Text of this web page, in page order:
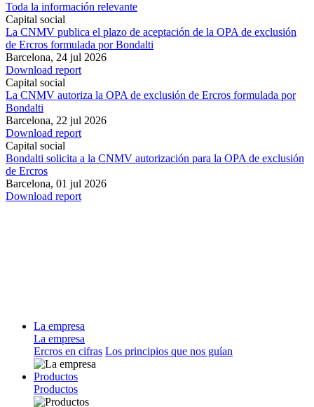
Toda la información relevante
Capital social
La CNMV publica el plazo de aceptación de la OPA de exclusión
de Ercros formulada por Bondalti
Barcelona, 24 jul 2026
Download report
Capital social
La CNMV autoriza la OPA de exclusión de Ercros formulada por
Bondalti
Barcelona, 22 jul 2026
Download report
Capital social
Bondalti solicita a la CNMV autorización para la OPA de exclusión
de Ercros
Barcelona, 01 jul 2026
Download report
La empresa
La empresa
Ercros en cifras Los principios que nos guían
Productos
Productos